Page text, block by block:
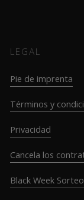
LEGAL
Pie de imprenta
Términos y
Privacidad
Cancela los
Black Week Sorteo